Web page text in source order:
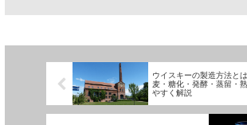
ウイスキーの製造方法と
麦・糖化・発酵・蒸留・
やすく解説